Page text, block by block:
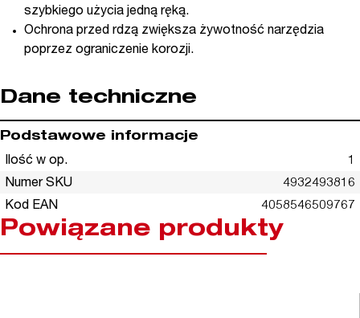
szybkiego użycia jedną ręką.
Ochrona przed rdzą zwiększa żywotność narzędzia
poprzez ograniczenie korozji.
Dane techniczne
Podstawowe informacje
Ilość w op.
1
Numer SKU
4932493816
Kod EAN
4058546509767
Powiązane produkty